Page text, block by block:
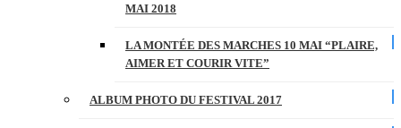
MAI 2018
LA MONTÉE DES MARCHES 10 MAI “PLAIRE,
AIMER ET COURIR VITE”
ALBUM PHOTO DU FESTIVAL 2017